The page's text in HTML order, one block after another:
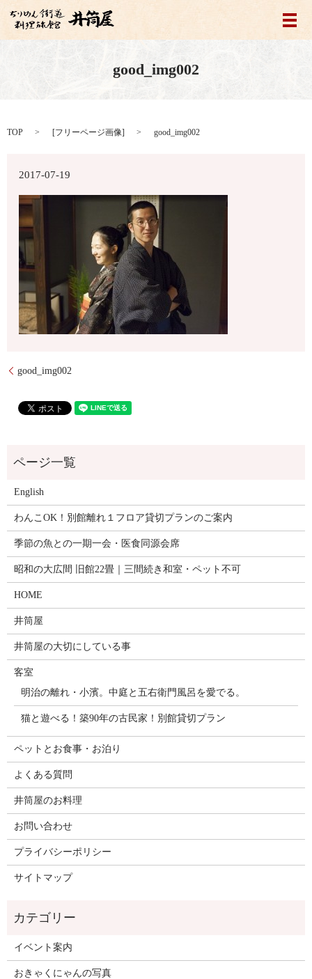
メ
good_img002
TOP [フリーページ画像] good_img002
2017-07-19
good_img002
English
わんこOK！別館離れ１フロア貸切プランのご案内
季節の魚との一期一会・医食同源会席
昭和の大広間 旧館22畳｜三間続き和室・ペット不可
HOME
井筒屋
井筒屋の大切にしている事
客室
明治の離れ・小濱。中庭と五右衛門風呂を愛でる。
猫と遊べる！築90年の古民家！別館貸切プラン
ペットとお食事・お泊り
よくある質問
井筒屋のお料理
お問い合わせ
プライバシーポリシー
サイトマップ
イベント案内
おきゃくにゃんの写真